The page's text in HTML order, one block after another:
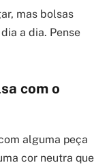
mas bolsas
a dia. Pense
com o
alguma peça
cor neutra que